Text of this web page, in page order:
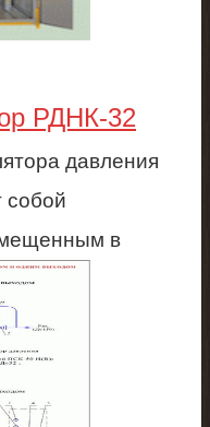
РДНК-32
давления
собой
в